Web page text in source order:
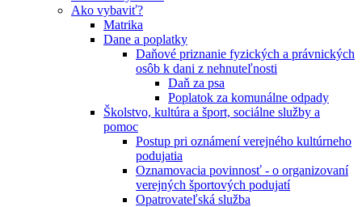
Ako vybaviť?
Matrika
Dane a poplatky
Daňové priznanie fyzických a právnických
osôb k dani z nehnuteľnosti
Daň za psa
Poplatok za komunálne odpady
Školstvo, kultúra a šport, sociálne služby a
pomoc
Postup pri oznámení verejného kultúrneho
podujatia
Oznamovacia povinnosť - o organizovaní
verejných športových podujatí
Opatrovateľská služba